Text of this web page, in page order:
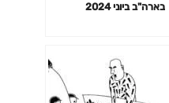
בארה"ב ביוני 2024